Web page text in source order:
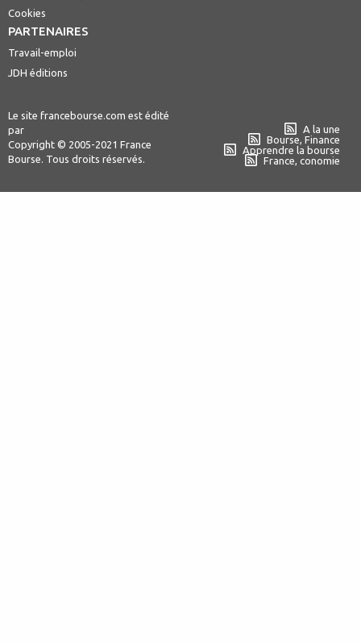
Cookies
PARTENAIRES
Travail-emploi
JDH éditions
Le site francebourse.com est édité
par
Copyright © 2005-2021 France
Bourse. Tous droits réservés.
A la une
Bourse, Finance
Apprendre la bourse
France, conomie